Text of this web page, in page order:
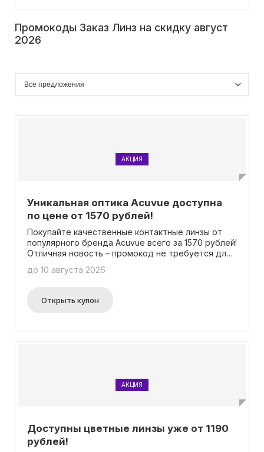
Промокоды Заказ Линз на скидку август
2026
АКЦИЯ
Уникальная оптика Acuvue доступна
по цене от 1570 рублей!
Покупайте качественные контактные линзы от
популярного бренда Acuvue всего за 1570 рублей!
Отличная новость – промокод не требуется для
до 10 августа 2026
Открыть купон
АКЦИЯ
Доступны цветные линзы уже от 1190
рублей!